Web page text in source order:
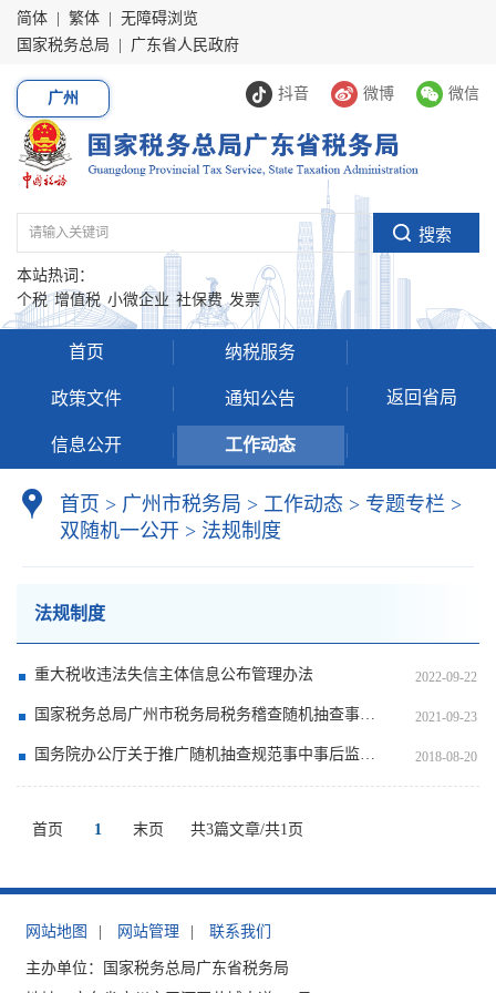
简体 繁体
无障碍浏览
国家税务总局
广东省人民政府
抖音 微博 微信
广州
本站热词：
个税 增值税 小微企业 社保费 发票
首页 纳税服务
政策文件 通知公告
信息公开 工作动态
返回省局
首页 > 广州市税务局 > 工作动态 > 专题专栏 >
双随机一公开 > 法规制度
法规制度
重大税收违法失信主体信息公布管理办法 2022-09-22
国家税务总局广州市税务局税务稽查随机抽查事项清单 2021-09-23
国务院办公厅关于推广随机抽查规范事中事后监管的通知 2018-08-20
首页 1 末页 共3篇文章/共1页
网站地图 网站管理 联系我们
主办单位：国家税务总局广东省税务局